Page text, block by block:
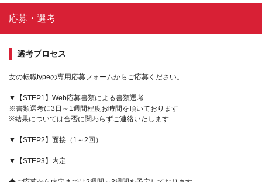
応募・選考
選考プロセス
女の転職typeの専用応募フォームからご応募ください。
▼【STEP1】Web応募書類による書類選考
※書類選考に3日～1週間程度お時間を頂いております
※結果については合否に関わらずご連絡いたします
▼【STEP2】面接（1～2回）
▼【STEP3】内定